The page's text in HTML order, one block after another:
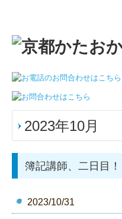
トップページ
当事務所について
事務所紹介
ご挨拶
経営ビジョン・経営理念
事務所概要
アクセスマップ
2023年10月
簿記講師、二日目！
2023/10/31